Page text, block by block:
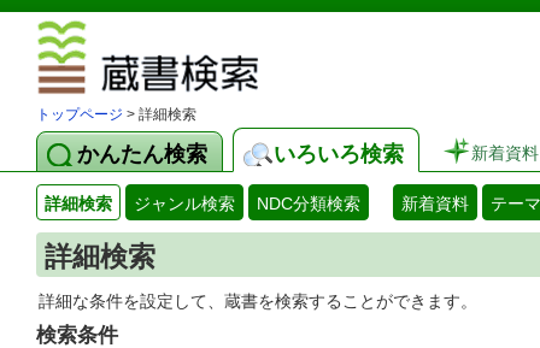
トップページ > 詳細検索
かんたん検索 いろいろ検索 新着資料
詳細検索 ジャンル検索 NDC分類検索 新着資料 テー
詳細検索
詳細な条件を設定して、蔵書を検索することができます。
検索条件